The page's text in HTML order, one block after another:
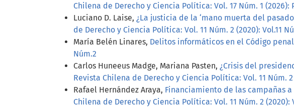
Chilena de Derecho y Ciencia Política: Vol. 17 Núm. 1
Luciano D. Laise, ¿La justicia de la ‘mano muerta del
de Derecho y Ciencia Política: Vol. 11 Núm. 2 (2020): Vol.11
María Belén Linares, Delitos informáticos en el Código
Núm.2
Carlos Huneeus Madge, Mariana Pasten, ¿Crisis del
Revista Chilena de Derecho y Ciencia Política: Vol. 11 Núm. 2
Rafael Hernández Araya, Financiamiento de las campañas
Chilena de Derecho y Ciencia Política: Vol. 11 Núm. 2 (2020):